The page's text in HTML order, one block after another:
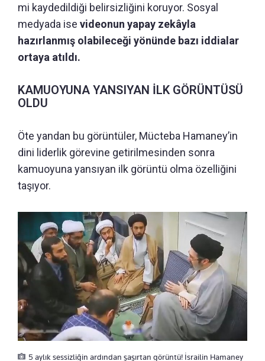
mi kaydedildiği belirsizliğini koruyor. Sosyal
medyada ise videonun yapay zekâyla
hazırlanmış olabileceği yönünde bazı iddialar
ortaya atıldı.
KAMUOYUNA YANSIYAN İLK GÖRÜNTÜSÜ
OLDU
Öte yandan bu görüntüler, Mücteba Hamaney’in
dini liderlik görevine getirilmesinden sonra
kamuoyuna yansıyan ilk görüntü olma özelliğini
taşıyor.
5 aylık sessizliğin ardından şaşırtan görüntü! İsrailin Hamaney